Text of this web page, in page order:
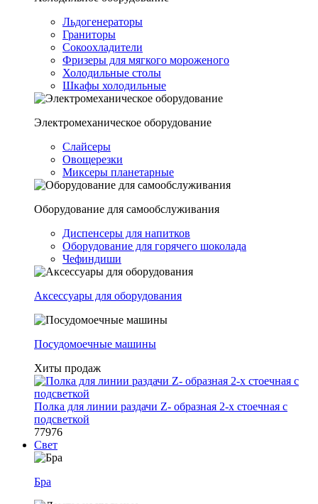
Льдогенераторы
Граниторы
Сокоохладители
Фризеры для мягкого мороженого
Холодильные столы
Шкафы холодильные
Электромеханическое оборудование
Слайсеры
Овощерезки
Миксеры планетарные
Оборудование для самообслуживания
Диспенсеры для напитков
Оборудование для горячего шоколада
Чефиндиши
Аксессуары для оборудования
Посудомоечные машины
Хиты продаж
Полка для линии раздачи Z- образная 2-х стоечная с
подсветкой
77976
Свет
Бра